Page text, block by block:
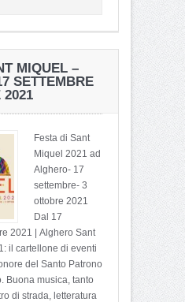
MIQUEL –
SETTEMBRE
2021
Festa di Sant
Miquel 2021 ad
Alghero- 17
settembre- 3
ottobre 2021
Dal 17
2021 | Alghero Sant
il cartellone di eventi
del Santo Patrono
Buona musica, tanto
di strada, letteratura